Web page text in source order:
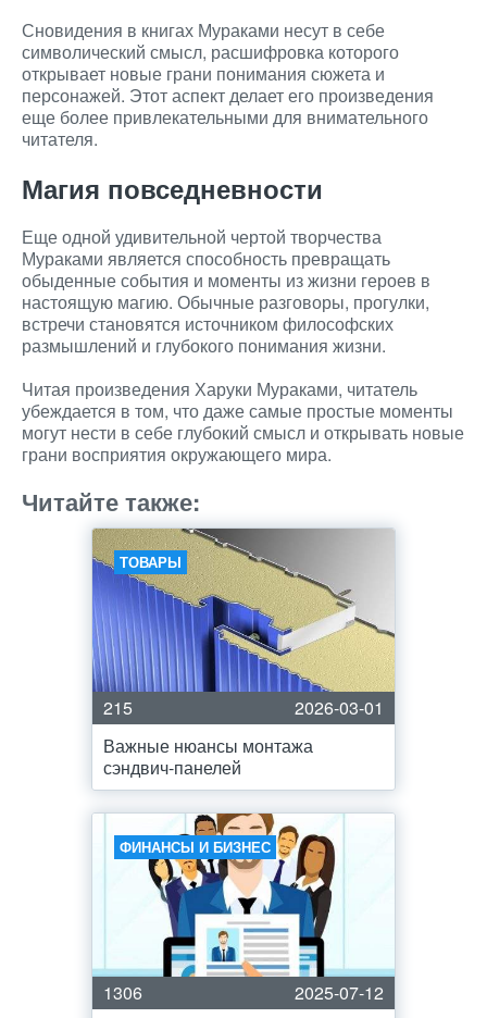
Сновидения в книгах Мураками несут в себе
символический смысл, расшифровка которого
открывает новые грани понимания сюжета и
персонажей. Этот аспект делает его произведения
еще более привлекательными для внимательного
читателя.
Магия повседневности
Еще одной удивительной чертой творчества
Мураками является способность превращать
обыденные события и моменты из жизни героев в
настоящую магию. Обычные разговоры, прогулки,
встречи становятся источником философских
размышлений и глубокого понимания жизни.
Читая произведения Харуки Мураками, читатель
убеждается в том, что даже самые простые моменты
могут нести в себе глубокий смысл и открывать новые
грани восприятия окружающего мира.
Читайте также:
ТОВАРЫ
215
2026-03-01
Важные нюансы монтажа
сэндвич-панелей
ФИНАНСЫ И БИЗНЕС
1306 2025-07-12